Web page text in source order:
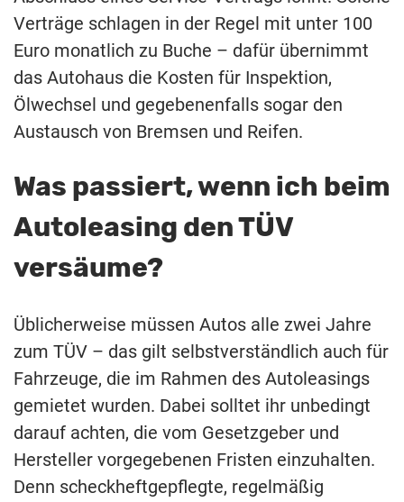
Verträge schlagen in der Regel mit unter 100
Euro monatlich zu Buche – dafür übernimmt
das Autohaus die Kosten für Inspektion,
Ölwechsel und gegebenenfalls sogar den
Austausch von Bremsen und Reifen.
Was passiert, wenn ich beim
Autoleasing den TÜV
versäume?
Üblicherweise müssen Autos alle zwei Jahre
zum TÜV – das gilt selbstverständlich auch für
Fahrzeuge, die im Rahmen des Autoleasings
gemietet wurden. Dabei solltet ihr unbedingt
darauf achten, die vom Gesetzgeber und
Hersteller vorgegebenen Fristen einzuhalten.
Denn scheckheftgepflegte, regelmäßig